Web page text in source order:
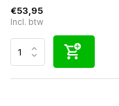
€53,95
Incl. btw